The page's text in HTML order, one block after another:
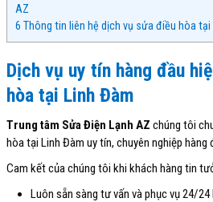
AZ
6 Thông tin liên hệ dịch vụ sửa điều hòa tại
Dịch vụ uy tín hàng đầu
hòa tại Linh Đàm
Trung tâm Sửa Điện Lạnh AZ chúng tôi
hòa tại Linh Đàm uy tín, chuyên nghiệp hàng
Cam kết của chúng tôi khi khách hàng tin
Luôn sẵn sàng tư vấn và phục vụ 24/